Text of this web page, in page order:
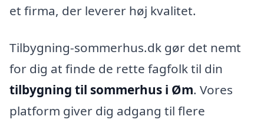
et firma, der leverer høj kvalitet.
Tilbygning-sommerhus.dk gør det nemt
for dig at finde de rette fagfolk til din
tilbygning til sommerhus i Øm. Vores
platform giver dig adgang til flere